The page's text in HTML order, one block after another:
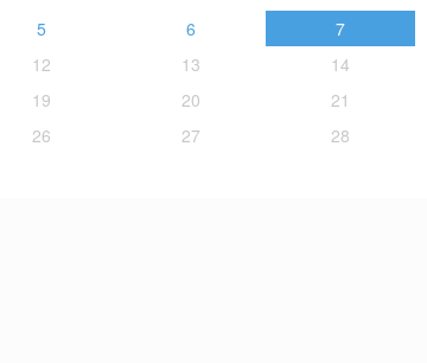
5 6 7
12 13 14
19 20 21
26 27 28